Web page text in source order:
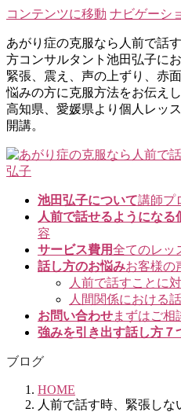
コンテンツに移動 ナビゲーシ
あがり症の克服なら人前で話
方コンサルタント池田弘子に
緊張、震え、声の上ずり、赤
悩みの方に克服方法をお伝え
高知県、愛媛県より個人レッ
開講。
池田弘子について講師プ
人前で話せるようになる
容
サービス費用全てのレッ
話し方のお悩みお客様の
人前で話すことに
人間関係における
お問い合わせまずはご相
強みを引き出す話し方７
ブログ
HOME
人前で話す時、緊張しな